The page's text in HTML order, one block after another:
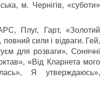
м. Чернігів, «суботи»
Плуг, Гарт, «Золотий
сили і відваги. Гей,
для розваги», Сонячні
«Від Кларнета мого
Я утверждаюсь»,